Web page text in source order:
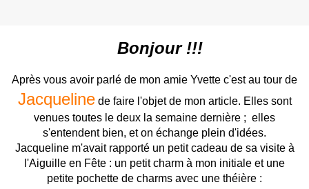
Bonjour !!!
Après vous avoir parlé de mon amie Yvette c'est au tour de
Jacquelinede faire l'objet de mon article. Elles sont
venues toutes le deux la semaine dernière ; elles
s'entendent bien, et on échange plein d'idées.
Jacqueline m'avait rapporté un petit cadeau de sa visite à
l'Aiguille en Fête : un petit charm à mon initiale et une
petite pochette de charms avec une théière :